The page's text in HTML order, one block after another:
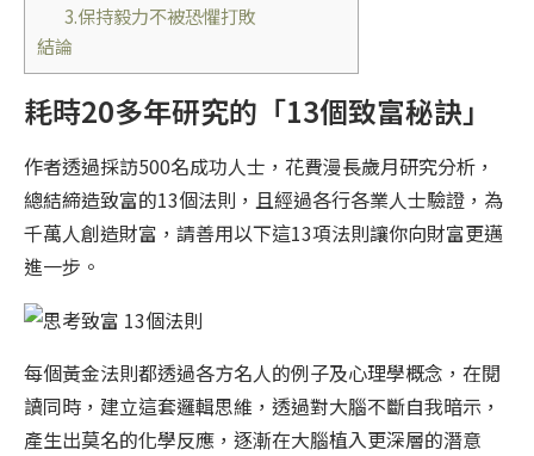
3.保持毅力不被恐懼打敗
結論
耗時20多年研究的「13個致富秘訣」
作者透過採訪500名成功人士，花費漫長歲月研究分析，
總結締造致富的13個法則，且經過各行各業人士驗證，為
千萬人創造財富，請善用以下這13項法則讓你向財富更邁
進一步。
每個黃金法則都透過各方名人的例子及心理學概念，在閱
讀同時，建立這套邏輯思維，透過對大腦不斷自我暗示，
產生出莫名的化學反應，逐漸在大腦植入更深層的潛意